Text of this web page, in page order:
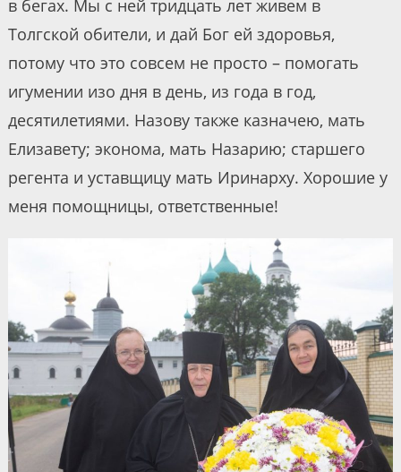
в бегах. Мы с ней тридцать лет живем в
Толгской обители, и дай Бог ей здоровья,
потому что это совсем не просто – помогать
игумении изо дня в день, из года в год,
десятилетиями. Назову также казначею, мать
Елизавету; эконома, мать Назарию; старшего
регента и уставщицу мать Иринарху. Хорошие у
меня помощницы, ответственные!